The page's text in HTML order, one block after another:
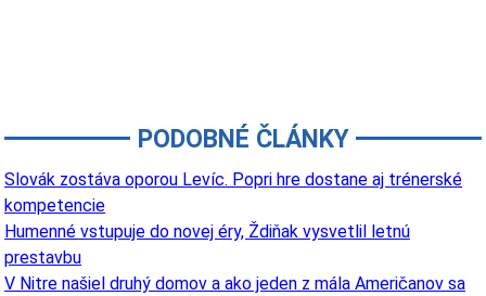
PODOBNÉ ČLÁNKY
Slovák zostáva oporou Levíc. Popri hre dostane aj trénerské
kompetencie
Humenné vstupuje do novej éry, Ždiňak vysvetlil letnú
prestavbu
V Nitre našiel druhý domov a ako jeden z mála Američanov sa